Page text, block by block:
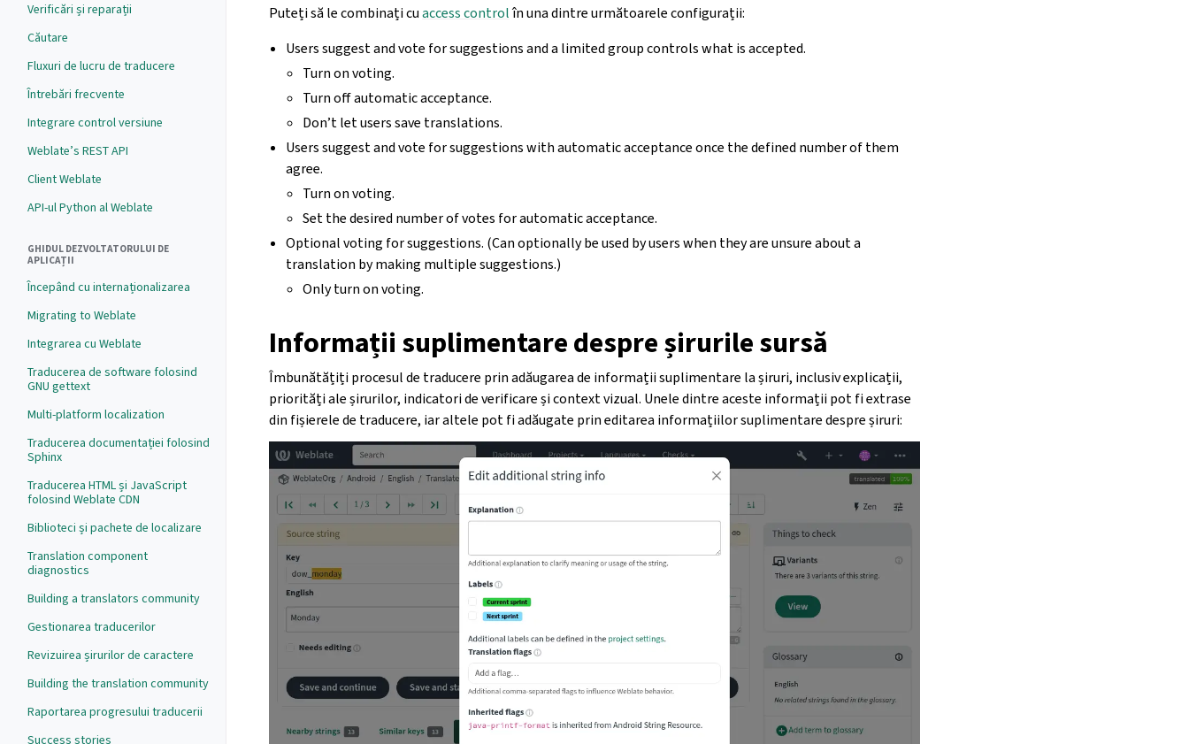
Verificări și reparații
Căutare
Fluxuri de lucru de traducere
Întrebări frecvente
Integrare control versiune
Weblate’s REST API
Client Weblate
API-ul Python al Weblate
GHIDUL DEZVOLTATORULUI DE
APLICAȚII
Începând cu internaționalizarea
Migrating to Weblate
Integrarea cu Weblate
Traducerea de software folosind
GNU gettext
Multi-platform localization
Traducerea documentației folosind
Sphinx
Traducerea HTML și JavaScript
folosind Weblate CDN
Biblioteci și pachete de localizare
Translation component
diagnostics
Building a translators community
Gestionarea traducerilor
Revizuirea șirurilor de caractere
Building the translation community
Raportarea progresului traducerii
Success stories
Puteți să le combinați cuaccess controlîn una dintre următoarele configurații:
Users suggest and vote for suggestions and a limited group controls what is accepted.
Turn on voting.
Turn off automatic acceptance.
Don’t let users save translations.
Users suggest and vote for suggestions with automatic acceptance once the defined number of them
agree.
Turn on voting.
Set the desired number of votes for automatic acceptance.
Optional voting for suggestions. (Can optionally be used by users when they are unsure about a
translation by making multiple suggestions.)
Only turn on voting.
Informații suplimentare despre șirurile sursă
Îmbunătățiți procesul de traducere prin adăugarea de informații suplimentare la șiruri, inclusiv explicații,
priorități ale șirurilor, indicatori de verificare și context vizual. Unele dintre aceste informații pot fi extrase
din fișierele de traducere, iar altele pot fi adăugate prin editarea informațiilor suplimentare despre șiruri: